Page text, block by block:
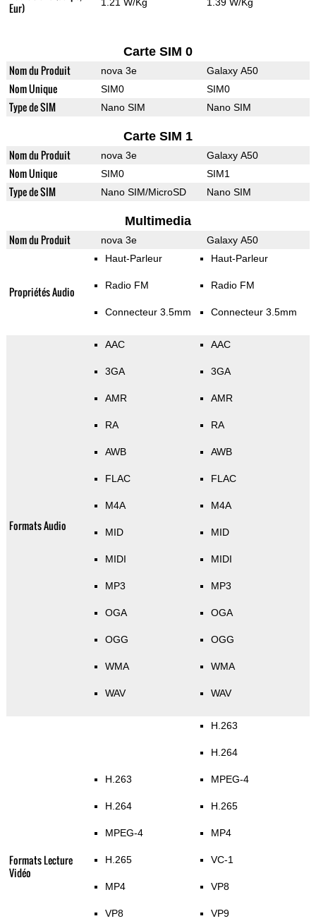
Eur)
Carte SIM 0
Nom du Produit nova 3e Galaxy A50
Nom Unique SIM0 SIM0
Type de SIM Nano SIM Nano SIM
Carte SIM 1
Nom du Produit nova 3e Galaxy A50
Nom Unique SIM0 SIM1
Type de SIM Nano SIM/MicroSD Nano SIM
Multimedia
Nom du Produit nova 3e Galaxy A50
Propriétés Audio
Haut-Parleur
Radio FM
Connecteur 3.5mm
Haut-Parleur
Radio FM
Connecteur 3.5mm
Formats Audio
AAC
3GA
AMR
RA
AWB
FLAC
M4A
MID
MIDI
MP3
OGA
OGG
WMA
WAV
AAC
3GA
AMR
RA
AWB
FLAC
M4A
MID
MIDI
MP3
OGA
OGG
WMA
WAV
Formats Lecture
Vidéo
H.263
H.264
MPEG-4
H.265
MP4
VP8
H.263
H.264
MPEG-4
H.265
MP4
VC-1
VP8
VP9